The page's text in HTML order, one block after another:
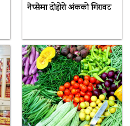
नेप्सेमा दोहोरो अंकको गिरावट